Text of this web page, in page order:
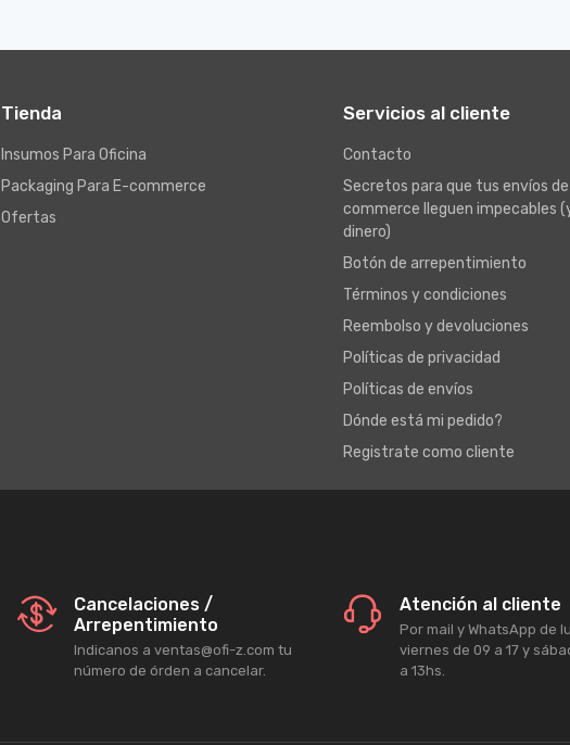
Tienda
Insumos Para Oficina
Packaging Para E-commerce
Ofertas
Servicios al cliente
Contacto
Secretos para que tus envíos
commerce lleguen impecables
dinero)
Botón de arrepentimiento
Términos y condiciones
Reembolso y devoluciones
Políticas de privacidad
Políticas de envíos
Dónde está mi pedido?
Registrate como cliente
Cancelaciones /
Arrepentimiento
Indicanos a ventas@ofi-z.com tu
número de órden a cancelar.
Atención al cliente
Por mail y WhatsApp de
viernes de 09 a 17 y
a 13hs.